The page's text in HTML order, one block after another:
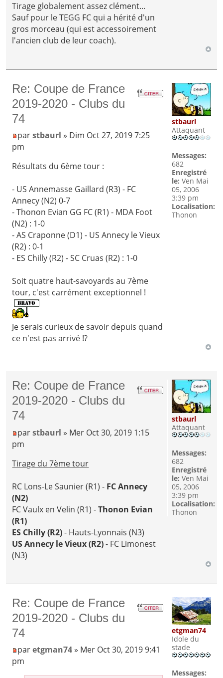
Tirage globalement assez clément...
Sauf pour le TEGG FC qui a hérité d'un
gros morceau (qui est accessoirement
l'ancien club de leur coach).
Re: Coupe de France
2019-2020 - Clubs du
74
parstbaurl » Dim Oct 27, 2019 7:25
pm
Résultats du 6ème tour :
- US Annemasse Gaillard (R3) - FC
Annecy (N2) 0-7
- Thonon Evian GG FC (R1) - MDA Foot
(N2) : 1-0
- AS Craponne (D1) - US Annecy le Vieux
(R2) : 0-1
- ES Chilly (R2) - SC Cruas (R2) : 1-0
Soit quatre haut-savoyards au 7ème
tour, c'est carrément exceptionnel !
Je serais curieux de savoir depuis quand
ce n'est pas arrivé !?
stbaurl
Attaquant
Messages:
682
Enregistré
le: Ven Mai
05, 2006
3:39 pm
Localisation:
Thonon
Re: Coupe de France
2019-2020 - Clubs du
74
parstbaurl » Mer Oct 30, 2019 1:15
pm
Tirage du 7ème tour
RC Lons-Le Saunier (R1) - FC Annecy
(N2)
FC Vaulx en Velin (R1) -Thonon Evian
(R1)
ES Chilly (R2)- Hauts-Lyonnais (N3)
US Annecy le Vieux (R2)- FC Limonest
(N3)
stbaurl
Attaquant
Messages:
682
Enregistré
le: Ven Mai
05, 2006
3:39 pm
Localisation:
Thonon
Re: Coupe de France
2019-2020 - Clubs du
74
paretgman74» Mer Oct 30, 2019 9:41
pm
etgman74
Idole du
stade
Messages: